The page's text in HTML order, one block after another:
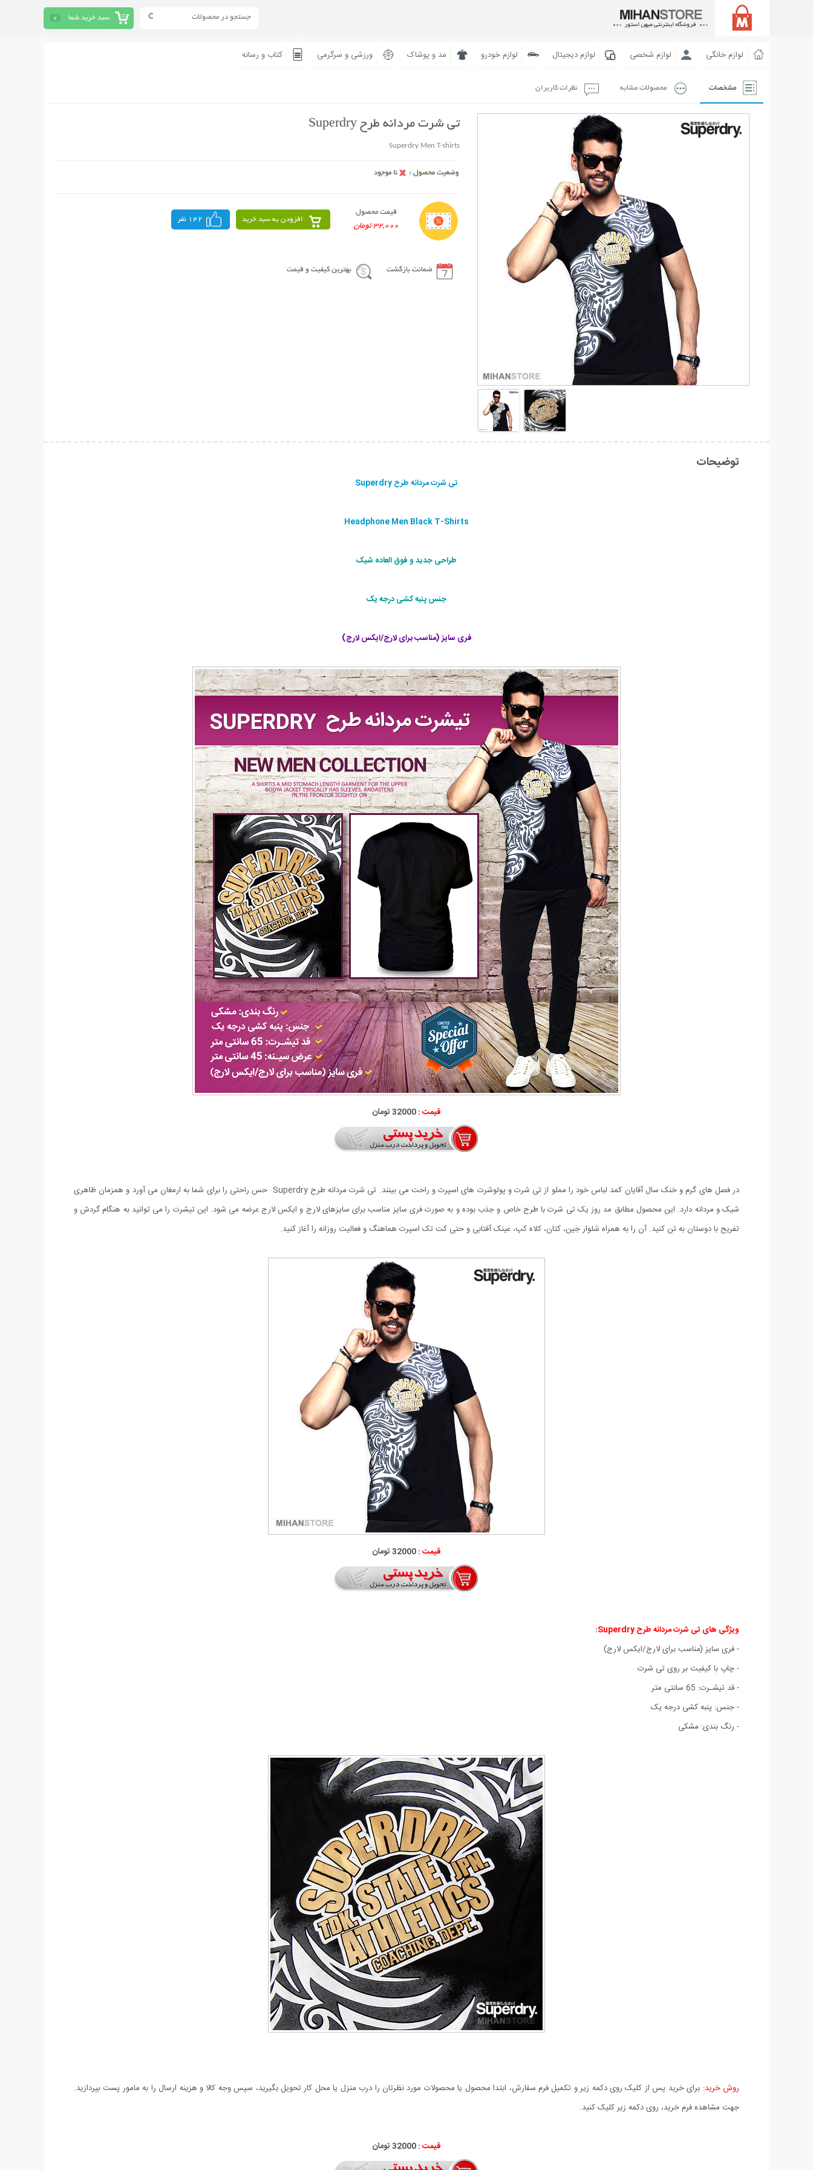
سبد خرید شما 0
لوازم خانگی لوازم شخصی لوازم دیجیتال لوازم خودرو مد و پوشاک ورزشی و سرگرمی کتاب و رسانه
مشخصات محصولات مشابه نظرات کاربران
تی شرت مردانه طرح Superdry
Superdry Men T-shirts
قیمت محصول
32,000 تومان
افزودن به سبد خرید 142 نفر
ضمانت بازگشت بهترین کیفیت و قیمت
توضیحات
تی شرت مردانه طرح Superdry
Headphone Men Black T-Shirts
طراحی جديد و فوق العاده شيک
جنس پنبه کشی درجه یک
فری سایز (مناسب برای لارج/ایکس لارج)
قیمت :32000 تومان
در فصل های گرم و خنک سال آقایان کمد لباس خود را مملو از تی شرت و پولوشرت های اسپرت و راحت می بینند‏. تی شرت مردانه طرح Superdry حس راحتی را برای شما به ارمغان می آورد و همزمان ظاهری
شیک و مردانه دارد‏.‏ این محصول مطابق مد روز یک تی شرت با طرح خاص و جذب بوده و به صورت فری سایز مناسب برای سایزهای لارج و ایکس لارج عرضه می شود. این تیشرت را می توانید به هنگام گردش و
تفریح با دوستان به تن کنید‏.‏ آن را به همراه شلوار جین، کتان، کلاه کپ، عینک آفتابی و حتی کت تک اسپرت هماهنگ و فعالیت روزانه را آغاز کنید‏.‏
قیمت :32000 تومان
ویژگی های تی شرت مردانه طرح Superdry
:
- فری سایز (مناسب برای لارج/ایکس لارج)
- چاپ با کیفیت بر روی تی شرت
- قد تیشـرت: 65 سانتی متر
- جنس: پنبه کشی درجه يک
- رنگ بندی: مشکی
روش خرید: برای خرید پس از کلیک روی دکمه زیر و تکمیل فرم سفارش، ابتدا محصول یا محصولات مورد نظرتان را درب منزل یا محل کار تحویل بگیرید، سپس وجه کالا و هزینه ارسال را به مامور پست بپردازید.
جهت مشاهده فرم خرید، روی دکمه زیر کلیک کنید.
قیمت :32000 تومان